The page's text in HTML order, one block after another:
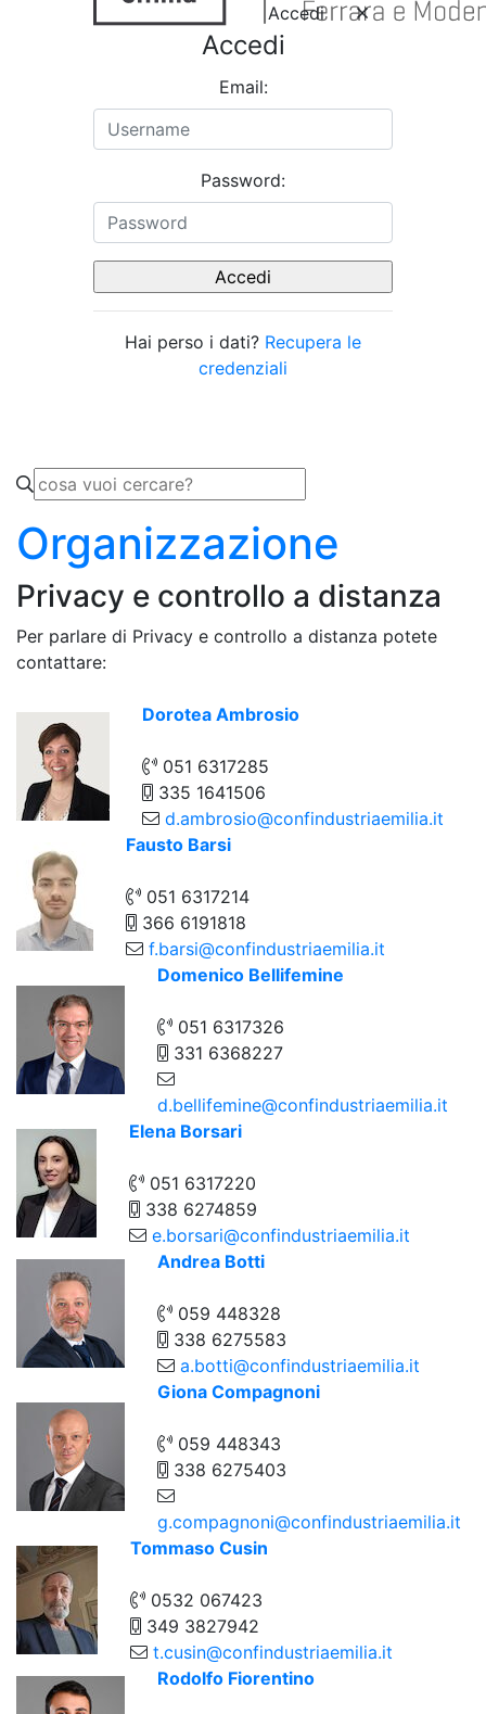
Accedi
Accedi
Email:
Password:
Hai perso i dati? Recupera le
credenziali
Organizzazione
Privacy e controllo a distanza
Per parlare di Privacy e controllo a distanza potete
contattare:
Dorotea Ambrosio
051 6317285
335 1641506
d.ambrosio@confindustriaemilia.it
Fausto Barsi
051 6317214
366 6191818
f.barsi@confindustriaemilia.it
Domenico Bellifemine
051 6317326
331 6368227
d.bellifemine@confindustriaemilia.it
Elena Borsari
051 6317220
338 6274859
e.borsari@confindustriaemilia.it
Andrea Botti
059 448328
338 6275583
a.botti@confindustriaemilia.it
Giona Compagnoni
059 448343
338 6275403
g.compagnoni@confindustriaemilia.it
Tommaso Cusin
0532 067423
349 3827942
t.cusin@confindustriaemilia.it
Rodolfo Fiorentino